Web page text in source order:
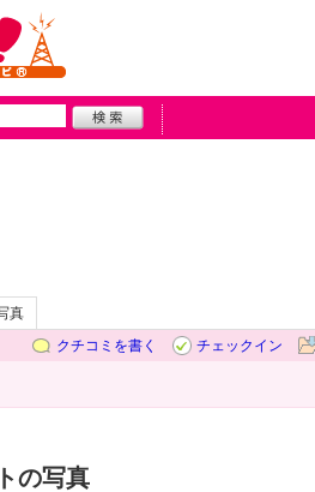
真
クチコミを書く
チェックイン
の写真